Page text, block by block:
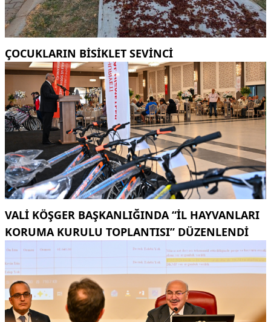
ÇOCUKLARIN BISIKLET SEVINCI
VALI KÖŞGER BAŞKANLIĞINDA “İL HAYVANLARI
KORUMA KURULU TOPLANTISI” DÜZENLENDI